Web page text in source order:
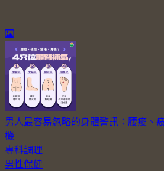
男人最容易忽略的身體警訊：腰痠、
機
專科調理
男性保健